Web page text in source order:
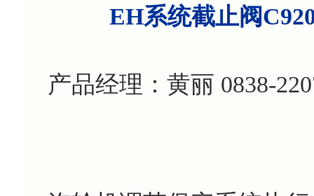
EH系统截止阀
产品经理：黄丽 0838-